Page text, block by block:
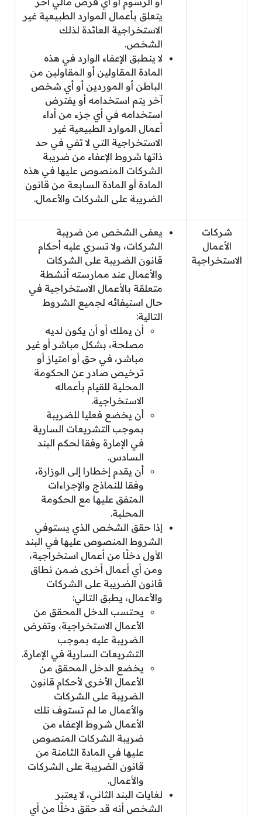
يتعلق بأعمال الموارد الطبيعية غير
الاستخراجية العائدة لذلك
الشخص.
لا ينطبق الإعفاء الوارد في هذه
المادة المقاولين أو المقاولين من
الباطن أو الموردين أو أي شخص
آخر يتم استخدامه أو يفترض
استخدامه في أي جزء من أداء
أعمال الموارد الطبيعية غير
الاستخراجية التي لا تفي في حد
ذاتها شروط الإعفاء من ضريبة
الشركات المنصوص عليها في هذه
المادة أو المادة السابعة من قانون
الضريبة على الشركات والأعمال.
شركات
الأعمال
الاستخراجية
يعفى الشخص من ضريبة
الشركات، ولا تسري عليه أحكام
قانون الضريبة على الشركات
والأعمال عند ممارسته أنشطة
متعلقة بالأعمال الاستخراجية في
حال استيفائه لجميع الشروط
التالية:
أن يملك أو أن يكون لديه
مصلحة، بشكل مباشر أو غير
مباشر، في حق أو امتياز أو
ترخيص صادر عن الحكومة
المحلية للقيام بأعماله
الاستخراجية.
أن يخضع فعليا للضريبة
بموجب التشريعات السارية
في الإمارة وفقا لحكم البند
السادس.
أن يقدم إخطارا إلى الوزارة،
وفقا للنماذج والإجراءات
المتفق عليها مع الحكومة
المحلية.
إذا حقق الشخص الذي يستوفي
الشروط المنصوص عليها في البند
الأول دخلًا من أعمال استخراجية،
ومن أي أعمال أخرى ضمن نطاق
قانون الضريبة على الشركات
والأعمال، يطبق التالي:
يحتسب الدخل المحقق من
الأعمال الاستخراجية، وتفرض
الضريبة عليه بموجب
التشريعات السارية في الإمارة.
يخضع الدخل المحقق من
الأعمال الأخرى لأحكام قانون
الضريبة على الشركات
والأعمال ما لم تستوف تلك
الأعمال شروط الإعفاء من
ضريبة الشركات المنصوص
عليها في المادة الثامنة من
قانون الضريبة على الشركات
والأعمال.
لغايات البند الثاني، لا يعتبر
الشخص أنه قد حقق دخلًا من أي